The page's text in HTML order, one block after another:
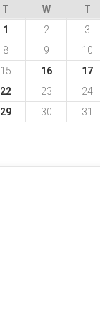
T W T
1
2 3
8 9 10
15 16 17
22 23 24
29 30
31